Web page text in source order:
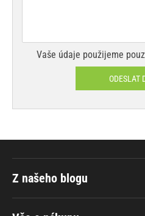
Vaše údaje použijeme
ODESLAT
Z našeho blogu